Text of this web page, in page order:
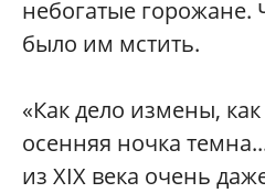
небогатые горожане.
было им мстить.
«Как дело измены,
осенняя ночка
из XIX века очень